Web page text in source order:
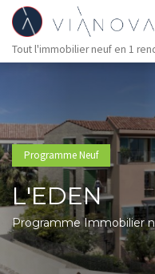
Tout l'immobilier neuf en 1
Programme Neuf
L'EDEN
Programme Immobilier